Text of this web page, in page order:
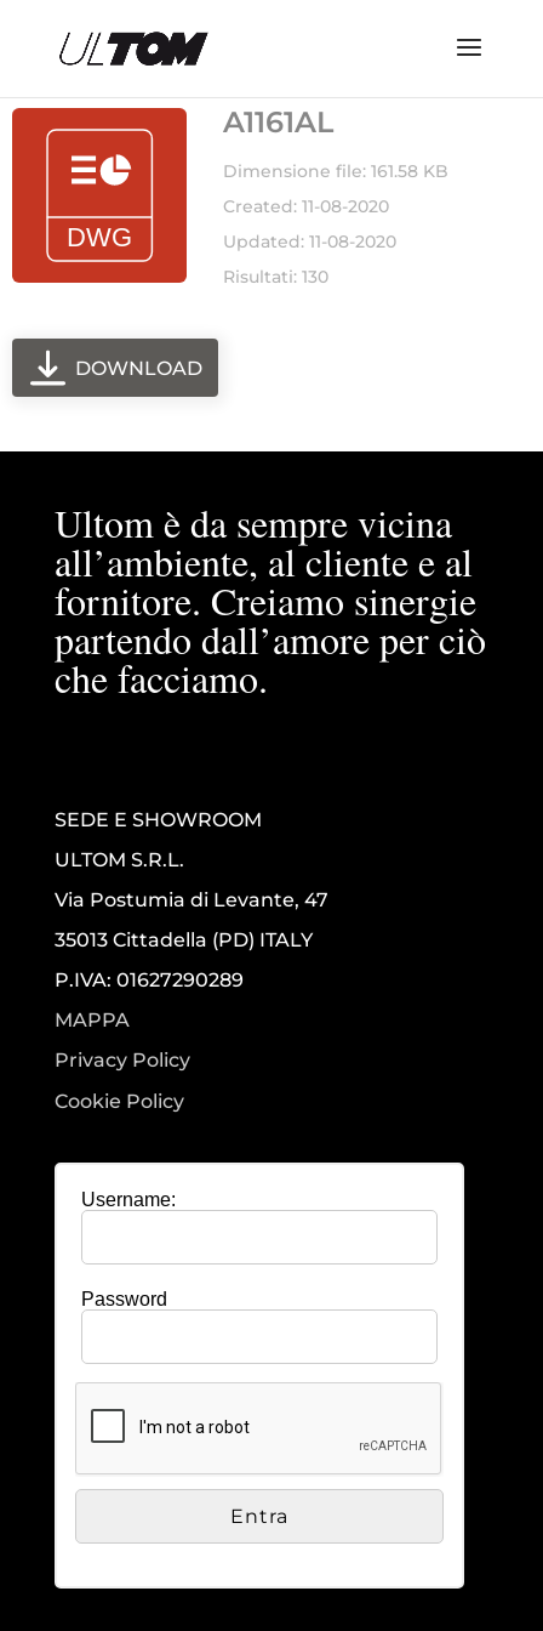
A1161AL
Dimensione file: 161.58 KB
Created: 11-08-2020
Updated: 11-08-2020
Risultati: 130
DOWNLOAD
Ultom è da sempre vicina
all’ambiente, al cliente e al
fornitore. Creiamo sinergie
partendo dall’amore per ciò
che facciamo.
SEDE E SHOWROOM
ULTOM S.R.L.
Via Postumia di Levante, 47
35013 Cittadella (PD) ITALY
P.IVA: 01627290289
MAPPA
Privacy Policy
Cookie Policy
Username:
Password